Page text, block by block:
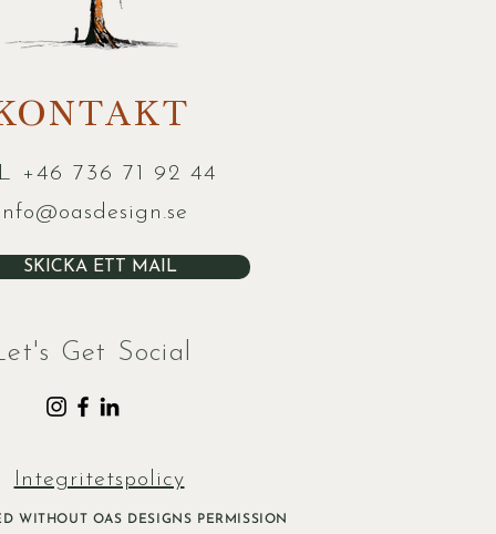
+46 736 71 92 44
SKICKA ETT MAIL
Get Social
Integritetspolicy
WITHOUT OAS DESIGNS PERMISSION